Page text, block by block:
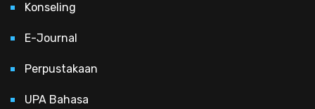
Konseling
E-Journal
Perpustakaan
UPA Bahasa